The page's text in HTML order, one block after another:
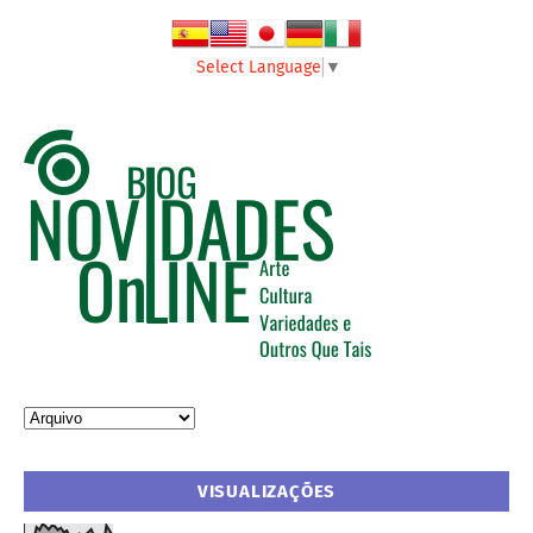
Select Language ▼
VISUALIZAÇÕES